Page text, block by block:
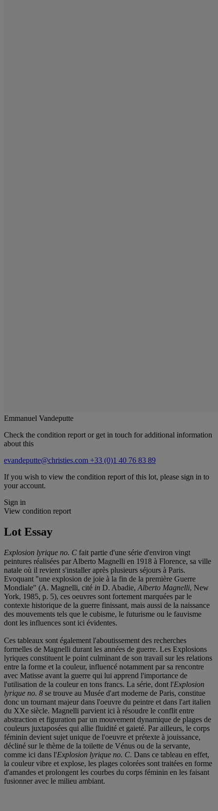
Emmanuel Vandeputte
Check the condition report or get in touch for additional information
about this
evandeputte@christies.com +33 (0)1 40 76 83 89
If you wish to view the condition report of this lot, please sign in to
your account.
Sign in
View condition report
Lot Essay
Explosion lyrique no. C fait partie d'une série d'environ vingt
peintures réalisées par Alberto Magnelli en 1918 à Florence, sa ville
natale où il revient s'installer après plusieurs séjours à Paris.
Evoquant "une explosion de joie à la fin de la première Guerre
Mondiale" (A. Magnelli, cité in D. Abadie, Alberto Magnelli, New
York, 1985, p. 5), ces oeuvres sont fortement marquées par le
contexte historique de la guerre finissant, mais aussi de la naissance
des mouvements tels que le cubisme, le futurisme ou le fauvisme
dont les influences sont ici évidentes.
Ces tableaux sont également l'aboutissement des recherches
formelles de Magnelli durant les années de guerre. Les Explosions
lyriques constituent le point culminant de son travail sur les relations
entre la forme et la couleur, influencé notamment par sa rencontre
avec Matisse avant la guerre qui lui apprend l'importance de
l'utilisation de la couleur en tons francs. La série, dont l'Explosion
lyrique no. 8 se trouve au Musée d'art moderne de Paris, constitue
donc un tournant majeur dans l'oeuvre du peintre et dans l'art italien
du XXe siècle. Magnelli parvient ici à résoudre le conflit entre
abstraction et figuration par un mouvement dynamique de plages de
couleurs juxtaposées qui allie fluidité et gaieté. Par ailleurs, le corps
féminin devient sujet unique de l'oeuvre et prétexte à jouissance,
décliné sur le thème de la toilette de Vénus ou de la servante,
comme ici dans l'Explosion lyrique no. C. Dans ce tableau en effet,
la couleur vibre et explose, les plages colorées sont traitées en forme
d'amandes et prolongent les courbes du corps féminin en les faisant
fusionner avec le milieu ambiant.